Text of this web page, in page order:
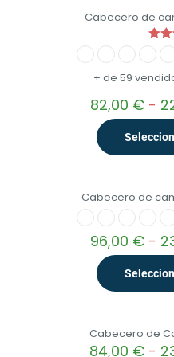
Cabecero de
+ de 59
82,00 € -
Cabecero de
96,00 € -
Cabecero de
84,00 € -